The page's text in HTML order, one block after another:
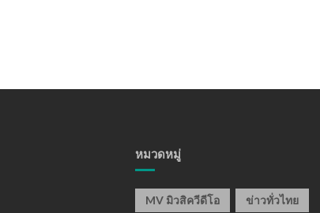
หมวดหมู่
MV มิวสิควีดีโอ ข่าวทั่วไทย